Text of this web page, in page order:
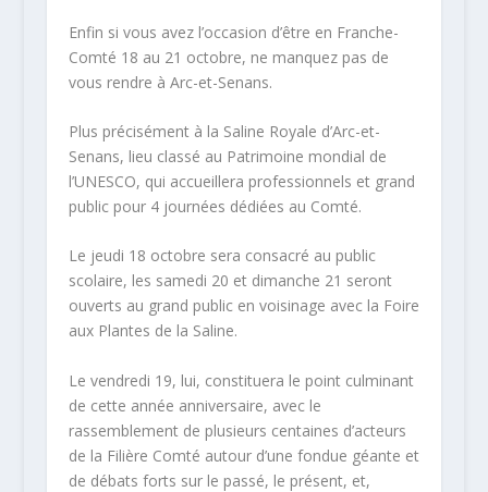
Enfin si vous avez l’occasion d’être en Franche-
Comté 18 au 21 octobre, ne manquez pas de
vous rendre à Arc-et-Senans.
Plus précisément à la Saline Royale d’Arc-et-
Senans, lieu classé au Patrimoine mondial de
l’UNESCO, qui accueillera professionnels et grand
public pour 4 journées dédiées au Comté.
Le jeudi 18 octobre sera consacré au public
scolaire, les samedi 20 et dimanche 21 seront
ouverts au grand public en voisinage avec la Foire
aux Plantes de la Saline.
Le vendredi 19, lui, constituera le point culminant
de cette année anniversaire, avec le
rassemblement de plusieurs centaines d’acteurs
de la Filière Comté autour d’une fondue géante et
de débats forts sur le passé, le présent, et,